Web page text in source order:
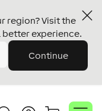
region? Visit the
better experience.
Continue